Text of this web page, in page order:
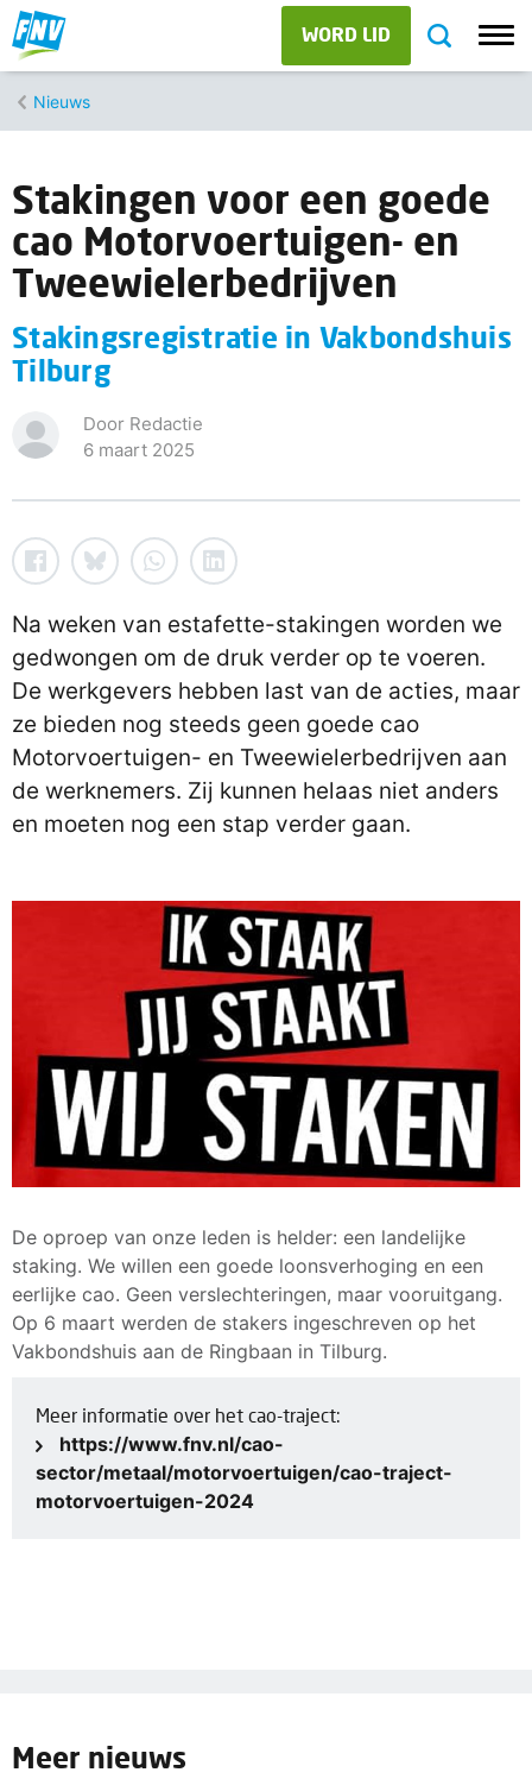
WORD LID
Nieuws
Stakingen voor een goede
cao Motorvoertuigen- en
Tweewielerbedrijven
Stakingsregistratie in Vakbondshuis
Tilburg
Door Redactie
6 maart 2025
Na weken van estafette-stakingen worden we
gedwongen om de druk verder op te voeren.
De werkgevers hebben last van de acties, maar
ze bieden nog steeds geen goede cao
Motorvoertuigen- en Tweewielerbedrijven aan
de werknemers. Zij kunnen helaas niet anders
en moeten nog een stap verder gaan.
De oproep van onze leden is helder: een landelijke
staking. We willen een goede loonsverhoging en een
eerlijke cao. Geen verslechteringen, maar vooruitgang.
Op 6 maart werden de stakers ingeschreven op het
Vakbondshuis aan de Ringbaan in Tilburg.
Meer informatie over het cao-traject:
https://www.fnv.nl/cao-
sector/metaal/motorvoertuigen/cao-traject-
motorvoertuigen-2024
Meer nieuws